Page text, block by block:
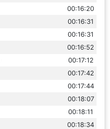
00:16:20
00:16:31
00:16:31
00:16:52
00:17:12
00:17:42
00:17:44
00:18:07
00:18:11
00:18:34